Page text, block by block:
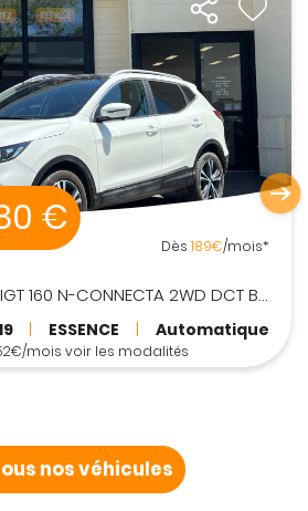
€
Dès189€/mois*
GENERATION-II 1.3 DIGT 160 N-CONNECTA 2WD DCT BVA
| ESSENCE | Automatique
mois voir les modalités
nos véhicules